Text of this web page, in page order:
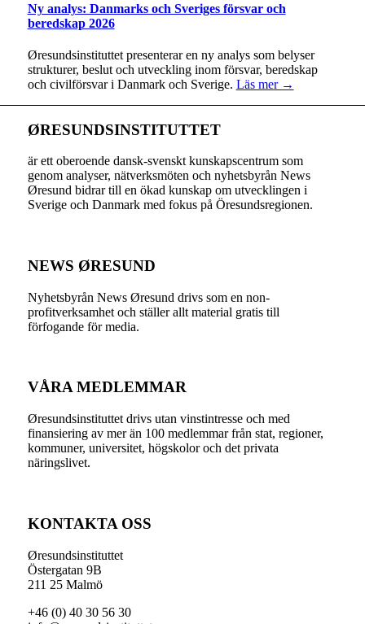
Ny analys: Danmarks och Sveriges försvar och
beredskap 2026
Øresundsinstituttet presenterar en ny analys som belyser
strukturer, beslut och utveckling inom försvar, beredskap
och civilförsvar i Danmark och Sverige. Läs mer →
ØRESUNDSINSTITUTTET
är ett oberoende dansk-svenskt kunskapscentrum som
genom analyser, nätverksmöten och nyhetsbyrån News
Øresund bidrar till en ökad kunskap om utvecklingen i
Sverige och Danmark med fokus på Öresundsregionen.
NEWS ØRESUND
Nyhetsbyrån News Øresund drivs som en non-
profitverksamhet och ställer allt material gratis till
förfogande för media.
VÅRA MEDLEMMAR
Øresundsinstituttet drivs utan vinst­intresse och med
finansiering av mer än 100 medlemmar från stat, regioner,
kommuner, universitet, högskolor och det privata
näringslivet.
KONTAKTA OSS
Øresundsinstituttet
Östergatan 9B
211 25 Malmö
+46 (0) 40 30 56 30